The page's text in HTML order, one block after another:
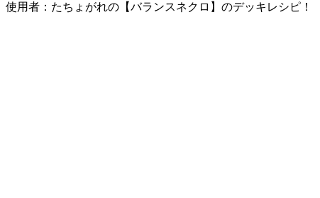
使用者：たちょがれの【バランスネクロ】のデッキレシピ！